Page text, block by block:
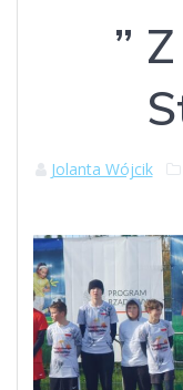
”
Jolanta Wójcik